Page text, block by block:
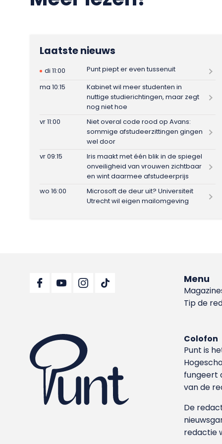
Laatste nieuws
di 11:00
Punt piept er even tussenuit
ma 10:15
Kabinet wil meer studenten in
nuttige studierichtingen, maar zegt
nog niet hoe
vr 11:00
Niet overal code rood op Avans:
sommige afstudeerzittingen gingen
wel door
vr 09:15
Iris maakt met één blik in de spiegel
onveiligheid van vrouwen zichtbaar
en wint daarmee afstudeerprijs
wo 16:00
Microsoft de deur uit? Universiteit
Utrecht wil eigen mailomgeving
Menu
Tip de
Colofon
Punt is
fungeert
van de
De
redactie